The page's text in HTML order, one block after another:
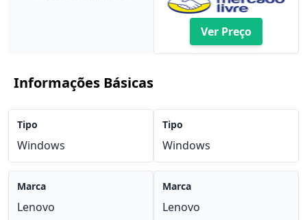
Ver Preço
Informações Básicas
Tipo
Windows
Marca
Lenovo
Tipo
Windows
Marca
Lenovo